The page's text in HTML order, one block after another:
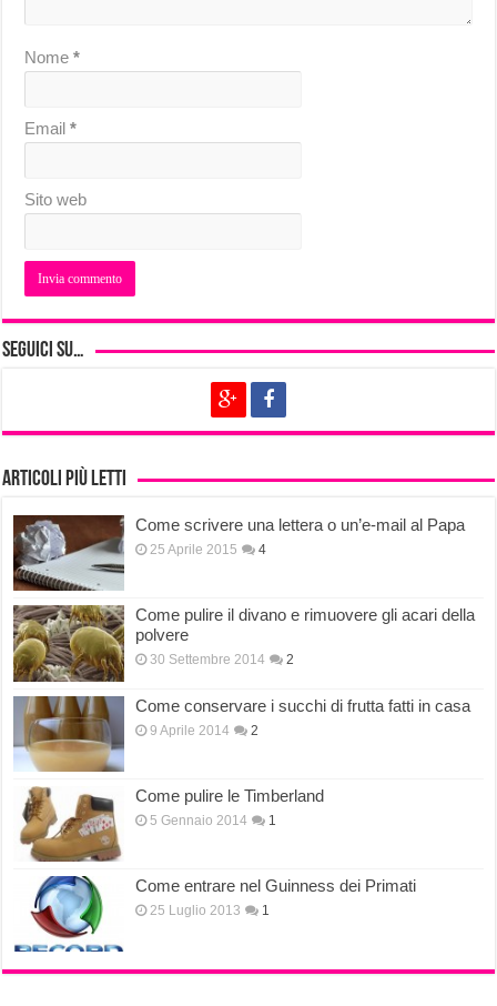
Nome*
Email*
Sito web
Seguici su…
Articoli più letti
Come scrivere una lettera o un’e-mail al Papa
25 Aprile 2015 4
Come pulire il divano e rimuovere gli acari della
polvere
30 Settembre 2014 2
Come conservare i succhi di frutta fatti in casa
9 Aprile 2014 2
Come pulire le Timberland
5 Gennaio 2014 1
Come entrare nel Guinness dei Primati
25 Luglio 2013 1